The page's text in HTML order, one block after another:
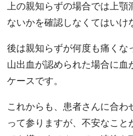
上の親知らずの場合では上
ないかを確認しなくてはいけ
後は親知らずが何度も痛くな
山出血が認められた場合に血
ケースです。
これからも、患者さんに合
って参りますが、不安なこと